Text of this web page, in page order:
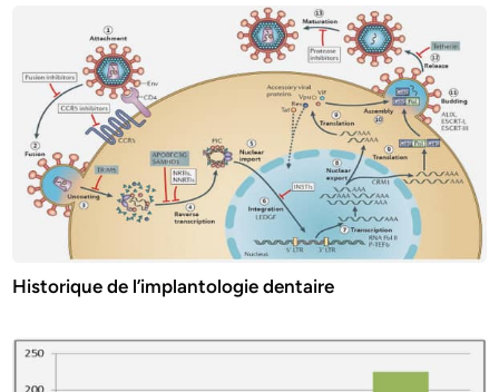
Historique de l’implantologie dentaire